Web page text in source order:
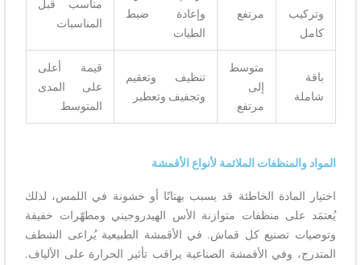
وتركيب
كامل
مرتفع
وإعادة ضبط
الطيات
مناسب قبل
المناسبات
باقة
شاملة
متوسط
إلى
مرتفع
تنظيف وتعقيم
وتجفيف وتعطير
قيمة أعلى
على المدى
المتوسط
المواد والمنظفات الملائمة لأنواع الأقمشة
اختيار المادة الخاطئة قد يسبب بهتانًا أو خشونة في اللمس، لذلك
يُعتمَد على منظفات متوازنة الأس الهيدروجيني ومطهّرات خفيفة
وتوصيات تصنيع كل قماش. في الأقمشة الطبيعية يُراعى الشطف
المتدرج، وفي الأقمشة الصناعية يراقب تأثير الحرارة على الألياف.